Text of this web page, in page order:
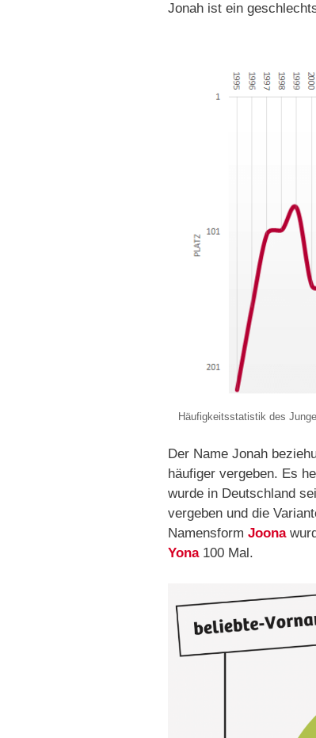
Jonah ist ein
Häufigkeitsstatistik des
Der Name Jonah
häufiger vergeben. Es
wurde in Deutschland
vergeben und die
Namensform Joona
Yona100 Mal.